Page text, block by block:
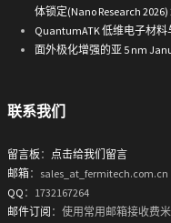
体锁定(Nano Research 2026)
QuantumATK 低维电子材料
面外极化增强的亚 5 nm
联系我们
留言板 ： 点击给我们留言
邮箱：sales_at_fermitech.com.cn
QQ ：1732167264
邮件订阅 ：使用常用邮箱接收费